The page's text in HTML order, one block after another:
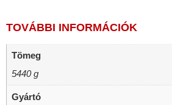
TOVÁBBI INFORMÁCIÓK
Tömeg
5440 g
Gyártó